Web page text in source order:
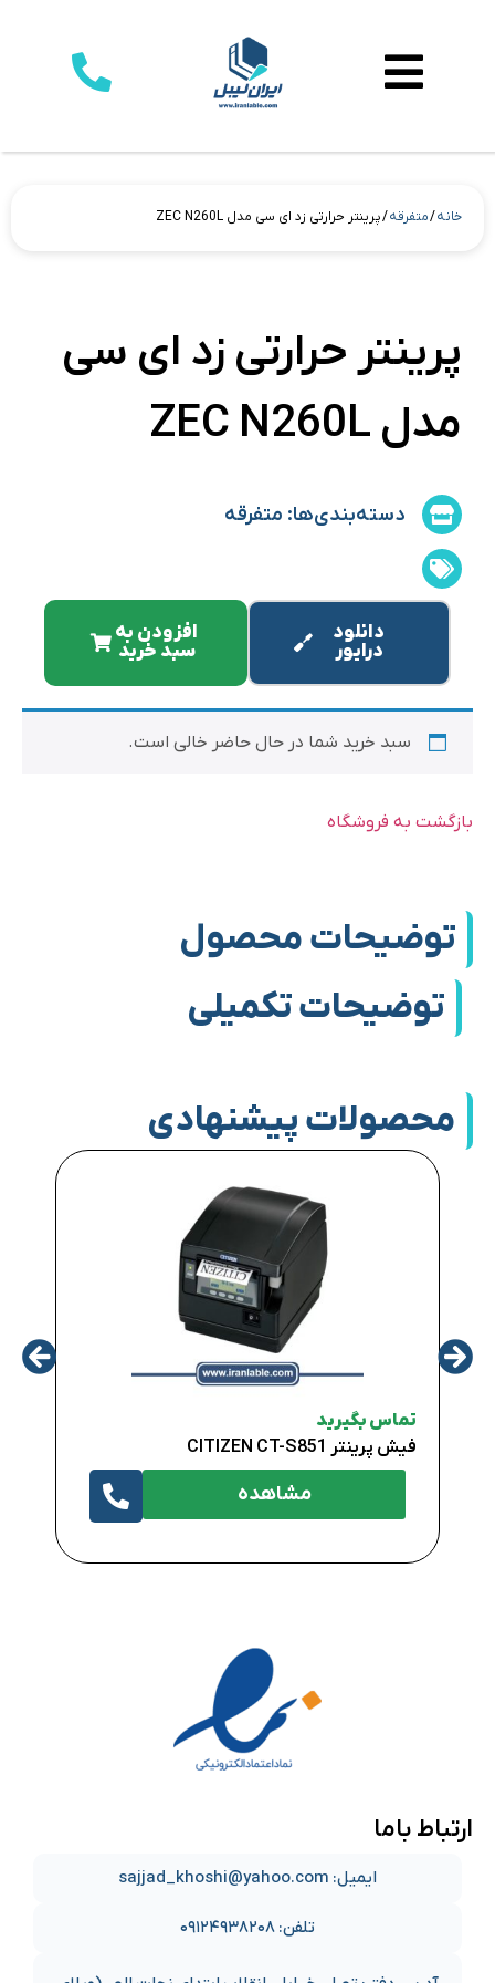
خانه/متفرقه/ پرینتر حرارتی زد ای سی مدل ZEC N260L
پرینتر حرارتی زد ای سی
مدل ZEC N260L
دسته‌بندی‌ها: متفرقه
افزودن به
سبد خرید
دانلود
درایور
سبد خرید شما در حال حاضر خالی است.
بازگشت به فروشگاه
توضیحات محصول
توضیحات تکمیلی
محصولات پیشنهادی
تماس بگیرید
فیش پرینتر CITIZEN CT-S851
مشاهده
ارتباط باما
ایمیل: sajjad_khoshi@yahoo.com
تلفن: ۰۹۱۲۴۹۳۸۲۰۸